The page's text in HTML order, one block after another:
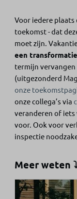
Voor iedere plaats
toekomst - dat
moet zijn.
een
termijn
(uitgezonderd
onze
onze collega’s via
veranderen of iets
voor. Ook voor
inspectie
Meer weten